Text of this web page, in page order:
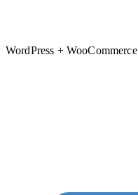
WordPress + WooCommerce